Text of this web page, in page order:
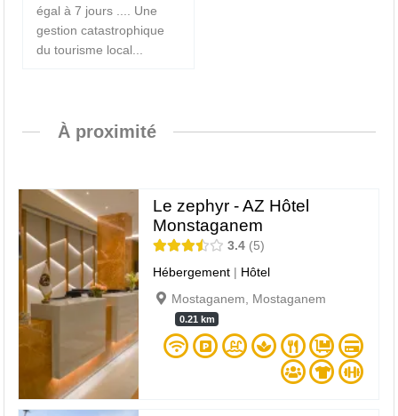
égal à 7 jours .... Une
gestion catastrophique
du tourisme local...
À proximité
Le zephyr - AZ Hôtel
Monstaganem
3.4
5
Hébergement | Hôtel
Mostaganem, Mostaganem
0.21 km